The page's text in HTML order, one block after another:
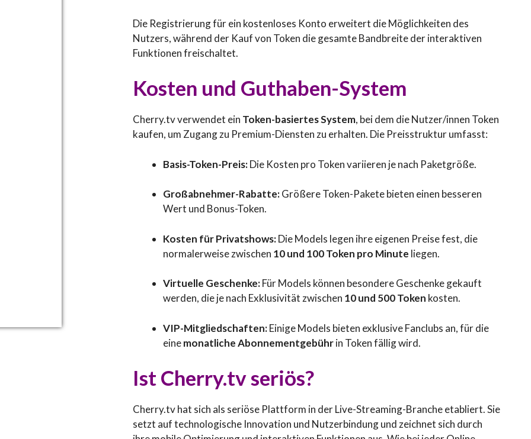
Die Registrierung für ein kostenloses Konto erweitert die Möglichkeiten des
Nutzers, während der Kauf von Token die gesamte Bandbreite der interaktiven
Funktionen freischaltet.
Kosten und Guthaben-System
Cherry.tv verwendet ein Token-basiertes System, bei dem die Nutzer/innen Token
kaufen, um Zugang zu Premium-Diensten zu erhalten. Die Preisstruktur umfasst:
Basis-Token-Preis:Die Kosten pro Token variieren je nach Paketgröße.
Großabnehmer-Rabatte:Größere Token-Pakete bieten einen besseren
Wert und Bonus-Token.
Kosten für Privatshows:Die Models legen ihre eigenen Preise fest, die
normalerweise zwischen 10 und 100 Token pro Minute liegen.
Virtuelle Geschenke:Für Models können besondere Geschenke gekauft
werden, die je nach Exklusivität zwischen 10 und 500 Token kosten.
VIP-Mitgliedschaften:Einige Models bieten exklusive Fanclubs an, für die
einemonatliche Abonnementgebührin Token fällig wird.
Ist Cherry.tv seriös?
Cherry.tv hat sich als seriöse Plattform in der Live-Streaming-Branche etabliert. Sie
setzt auf technologische Innovation und Nutzerbindung und zeichnet sich durch